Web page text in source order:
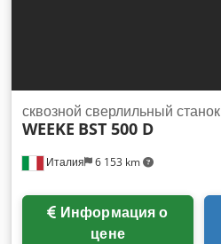
Италия 6 153 km
сквозной сверлильный станок
WEEKE BST 500 D
цене